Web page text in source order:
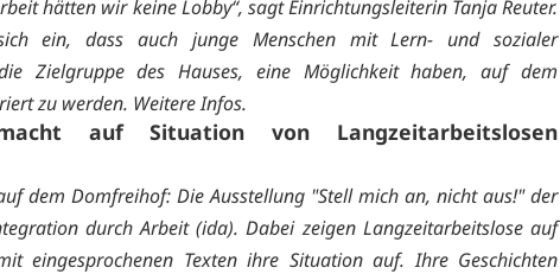
hätten wir keine Lobby“, sagt Einrichtungsleiterin Tanja Reuter.
ein, dass auch junge Menschen mit Lern- und sozialer
Zielgruppe des Hauses, eine Möglichkeit haben, auf dem
zu werden. WeitereInfos.
auf Situation von Langzeitarbeitslosen
dem Domfreihof: Die Ausstellung "Stell mich an, nicht aus!" der
durch Arbeit (ida). Dabei zeigen Langzeitarbeitslose auf
eingesprochenen Texten ihre Situation auf. Ihre Geschichten